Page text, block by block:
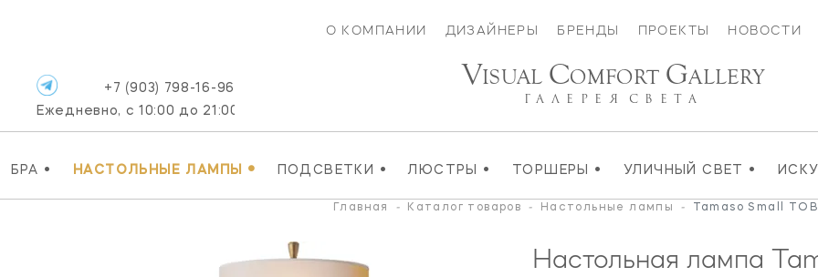
О КОМПАНИИ ДИЗАЙНЕРЫ БРЕНДЫ ПРОЕКТЫ НОВОСТИ
БРА • НАСТОЛЬНЫЕ ЛАМПЫ • ПОДСВЕТКИ • ЛЮСТРЫ • ТОРШЕРЫ • УЛИЧНЫЙ СВЕТ •
+7 (903) 798-16-96
Ежедневно, с 10:00 до 21:00
VISUAL COMFORT GALLERY
ГАЛЕРЕЯ СВЕТА
Главная - Каталог товаров - Настольные лампы - Tamaso Small
Настольная лампа